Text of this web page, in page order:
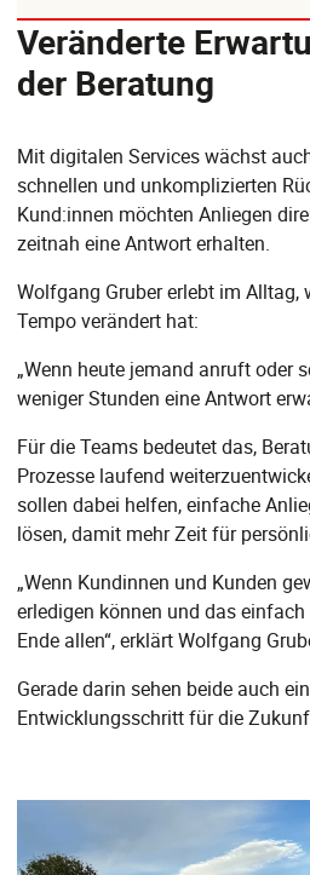
Veränderte
der Beratung
Mit digitalen Services wächst
schnellen und unkomplizierten
Kund:innen möchten Anliegen
zeitnah eine Antwort erhalten.
Wolfgang Gruber erlebt im Alltag,
Tempo verändert hat:
„Wenn heute jemand anruft oder
weniger Stunden eine Antwort
Für die Teams bedeutet das,
Prozesse laufend
sollen dabei helfen, einfache
lösen, damit mehr Zeit für
„Wenn Kundinnen und Kunden
erledigen können und das
Ende allen“, erklärt Wolfgang
Gerade darin sehen beide auch
Entwicklungsschritt für die